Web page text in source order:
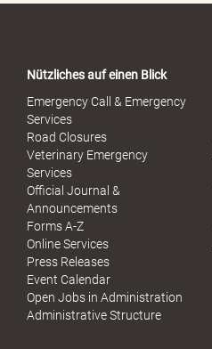
o
Nützliches auf einen Blick
Emergency Call & Emergency
Services
Road Closures
Veterinary Emergency
Services
Official Journal &
Announcements
Forms A-Z
Online Services
Press Releases
Event Calendar
Open Jobs in Administration
Administrative Structure